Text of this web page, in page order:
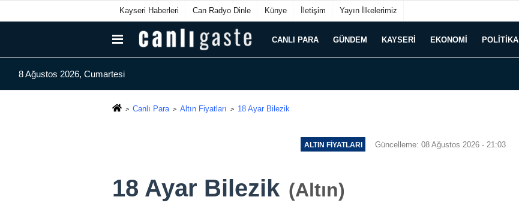
Kayseri Haberleri Can Radyo Dinle Künye İletişim Yayın İlkelerimiz
CANLI PARA GÜNDEM KAYSERI EKONOMI POLITIKA
8 Ağustos 2026, Cumartesi
Canlı Para Altın Fiyatları 18 Ayar Bilezik
ALTIN FIYATLARI Güncelleme: 08 Ağustos 2026 - 21:03
18 Ayar Bilezik (Altın)